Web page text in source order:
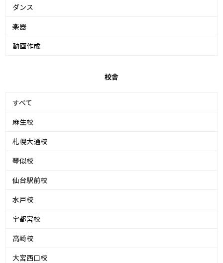
ダンス
楽器
動画作成
校舎
すべて
麻生校
札幌大通校
琴似校
仙台駅前校
水戸校
宇都宮校
高崎校
大宮西口校